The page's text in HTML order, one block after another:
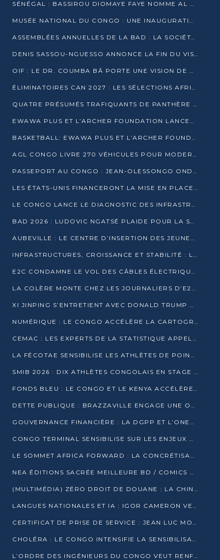
SÉNÉGAL : BASSIROU DIOMAYE FAYE NOMME AL AMINOU LÔ PREMIER MINISTRE
MUSÉE NATIONAL DU CONGO : UNE INAUGURATION PORTEUSE D’ESPOIR POUR LA CULTURE
ASSEMBLÉES ANNUELLES DE LA BAD : LA SOCIÉTÉ CIVILE CONGOLAISE À LA RECHERCHE DE PARTENAIRES POUR SES PROJETS
DENIS SASSOU-NGUESSO ANNONCE LA FIN DU VISA POUR LES AFRICAINS EN 2027
OIF : LE DR. COUMBA BÂ PORTE UNE VISION DE DIALOGUE, DE STABILITÉ ET DE RÉFORME À LA TÊTE
ÉLIMINATOIRES CAN 2027 : LES SÉLECTIONS AFRICAINES CONNAISSENT LEURS ADVERSAIRES
QUATRE PRÉSUMÉS TRAFIQUANTS DE PANTHÈRE ARRÊTÉS À EWO
EWAWA PLUS ET L’ARCHER FOUNDATION LANCENT UN CAMP DE BASKET POUR LES JEUNES À BRAZZAVILLE
BASKETBALL: EWAWA PLUS ET L’ARCHER FOUNDATION LANCENT UN CAMP POUR LES JEUNES
AGL CONGO LIVRE 270 VÉHICULES POUR MODERNISER LE TRANSPORT URBAIN
PASSEPORT AU CONGO : JEAN-OLESSONGO ONDAYE VEUT METTRE FIN AUX LENTEURS ADMINISTRATIVES
LES ÉTATS-UNIS FINANCERONT LA MISE EN PLACE DE JUSQU’À 50 CLINIQUES DE LUTTE CONTRE L’EBOLA
LE CONGO LANCE LE DIAGNOSTIC DES INFRASTRUCTURES SPORTIVES DU COMPLEXE DE KINTÉLÉ
BAD 2026 : LUDOVIC NGATSÉ PLAIDE POUR LA SOUVERAINETÉ FINANCIÈRE AFRICAINE
AUBEVILLE : LE CENTRE D’INSERTION DES JEUNES PRÊT À OUVRIR SES PORTES
INFRASTRUCTURES, CROISSANCE ET STABILITÉ : LA GUINÉE AFFÛTE SES AMBITIONS
E2C CONDAMNE LE VOL DES CÂBLES ÉLECTRIQUES APRÈS UNE VIDÉO VIRALE
LA COLÈRE MONTE CHEZ LES JOURNALIERS D’E2C QUI DÉNONCENT 20 ANS DE PRÉCARITÉ
XI JINPING S’ENTRETIENT AVEC DONALD TRUMP À BEIJING
NUMÉRIQUE : LE CONGO ACCÉLÈRE LA CARTOGRAPHIE DE SES INFRASTRUCTURES DIGITALES
CEMAC : LES EXPERTS DE LA STATISTIQUE APPELLENT À RENFORCER LA SÉCURISATION DES DONNÉES
LA FÉCOTAE SENSIBILISE LES ATHLÈTES DE POINTE-NOIRE À L’HYGIÈNE ALIMENTA
SMIB 2026 : DIX ATHLÈTES CONGOLAIS EN STAGE AU KENYA
FONDS BLEU : LE CONGO ET LE KENYA ACCÉLÈRENT LA MOBILISATION DES FINANCEMENTS
DETTE PUBLIQUE : BRAZZAVILLE ENGAGE UNE OPÉRATION DE RACHAT DE 575 MILLIONS DE DOLLARS
GOUVERNANCE FINANCIÈRE : LA DGPP ET L’ONEC-C VERS UN PARTENARIAT POUR ASSAINIR LES ENTREPRISES PUBLIQUES
CONGO TERMINAL SENSIBILISE SUR LES ENJEUX DE LA SANTÉ MENTALE EN
LE SOMMET AFRICA FORWARD : LA CONCRÉTISATION DE PARTENARIATS ÉQUILIBRÉS ET TOURNÉS VERS L’AVENIR ENTRE LE CONTINENT AFRICAIN ET LA FRANCE
NEA ÉDITIONS SACRÉE MEILLEURE BD / COMICS D’AFRIQUE AU KENYA
(MULTIMÉDIA) ZÉRO DROIT DE DOUANE : LA CHINE ET L’AFRIQUE VERS UNE PROXIMITÉ SANS PRÉCÉDENT (PAPIER GÉNÉRAL)
LANGUES NATIONALES ET IA : IGOR CAMERON VEUT ARRIMER LA STRATÉGIE IA À LA LOI SUR LA RECHERCHE
CERTIFICAT DE PRISE DE SERVICE : JEAN LUC MOUTHOU DÉMENT UNE « FAKE NEWS »
CHOLÉRA : LE CONGO INTENSIFIE LA SENSIBILISATION AU MARCHÉ DE TALANGAÏ
L’ORDRE DES INGÉNIEURS DU CONGO VEUT RENFORCER L’ÉTHIQUE ET LA CRÉDIBILITÉ DE LA PROFESSION